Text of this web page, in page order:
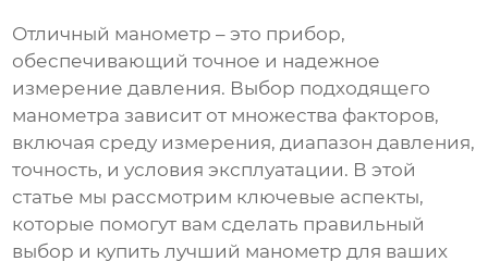
Отличный манометр – это прибор,
обеспечивающий точное и надежное
измерение давления. Выбор подходящего
манометра зависит от множества факторов,
включая среду измерения, диапазон давления,
точность, и условия эксплуатации. В этой
статье мы рассмотрим ключевые аспекты,
которые помогут вам сделать правильный
выбор и купить лучший манометр для ваших